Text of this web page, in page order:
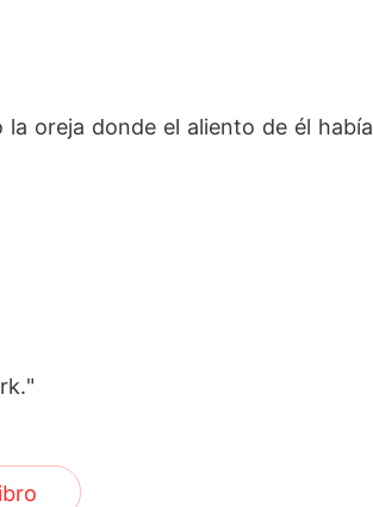
oreja donde el aliento de él había